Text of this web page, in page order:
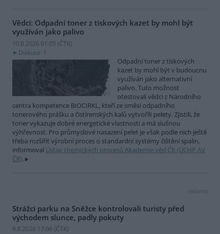
Vědci: Odpadní toner z tiskových kazet by mohl být
využíván jako palivo
10.8.2026 01:05 (ČTK)
Diskuse: 1
Odpadní toner z tiskových
kazet by mohl být v budoucnu
využíván jako alternativní
palivo. Tuto možnost
otestovali vědci z Národního
centra kompetence BIOCIRKL, kteří ze směsi odpadního
tonerového prášku a čistírenských kalů vytvořili pelety. Zjistili, že
toner vykazuje dobré energetické vlastnosti a má slušnou
výhřevnost. Pro průmyslové nasazení pelet je však podle nich ještě
třeba rozšířit výrobní proces o standardní systémy čištění spalin,
informoval Ústav chemických procesů Akademie věd ČR (ÚCHP AV
ČR).
reklama
Strážci parku na Sněžce kontrolovali turisty před
východem slunce, padly pokuty
9.8.2026 17:06 (ČTK)